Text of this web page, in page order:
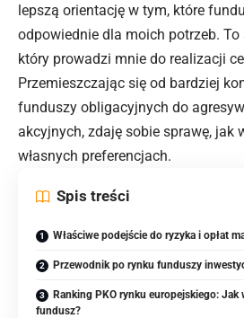
lepszą orientację w tym, które
odpowiednie dla moich potrzeb.
który prowadzi mnie do realizacji
Przemieszczając się od bardziej
funduszy obligacyjnych do
akcyjnych, zdaję sobie sprawę, jak
własnych preferencjach.
Spis treści
Właściwe podejście do ryzyka i opłat
Przewodnik po rynku funduszy
Ranking PKO rynku europejskiego: Jak
fundusz?